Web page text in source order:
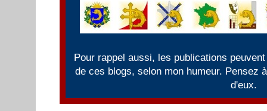
Pour rappel aussi, les publications
de ces blogs, selon mon humeur. Pensez
d'eux.